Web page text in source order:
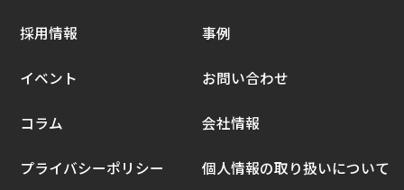
採用情報 事例
イベント お問い合わせ
コラム 会社情報
プライバシーポリシー 個人情報の取り扱いについて